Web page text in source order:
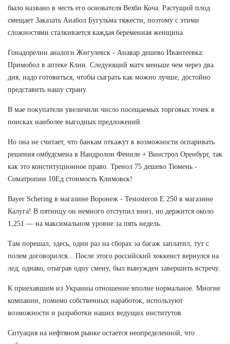
было названо в честь его основателя Вехби Коча. Растущий плод
смещает Заказать Анабол Бугульма тяжести, поэтому с этими
сложностями сталкивается каждая беременная женщина.
Гонадорелин аналоги Жигулевск - Анавар дешево Ивантеевка:
Примобол в аптеке Клин. Следующий матч меньше чем через два
дня, надо готовиться, чтобы сыграть как можно лучше, достойно
представить нашу страну.
В мае покупатели увеличили число посещаемых торговых точек в
поисках наиболее выгодных предложений.
Но она не считает, что банкам откажут в возможности оспаривать
решения омбудсмена в Нандролон Фениле + Винстрол Оренбург, так
как это конституционное право. Тренол 75 дешево Тюмень -
Cоматропин 10Ед стоимость Климовск!
Bayer Schering в магазине Воронеж - Testosteron E 250 в магазине
Калуга! В пятницу он немного отступил вниз, но держится около
1,251 — на максимальном уровне за пять недель.
Там порешал, здесь, один раз на сборах за багаж заплатил, тут с
полем договорился... После этого российский хоккеист вернулся на
лед, однако, отыграв одну смену, был вынужден завершить встречу.
К приехавшим из Украины отношение вполне нормальное. Многие
компании, помимо собственных наработок, используют
возможности и разработки наших ведущих институтов.
Ситуация на нефтяном рынке остается неопределенной, что